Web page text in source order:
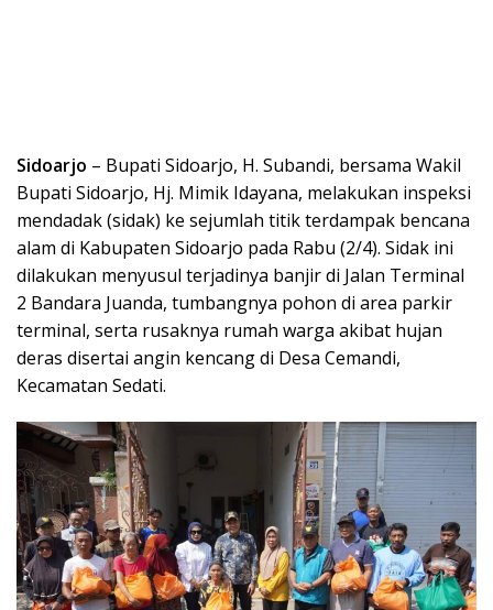
Sidoarjo – Bupati Sidoarjo, H. Subandi, bersama Wakil
Bupati Sidoarjo, Hj. Mimik Idayana, melakukan inspeksi
mendadak (sidak) ke sejumlah titik terdampak bencana
alam di Kabupaten Sidoarjo pada Rabu (2/4). Sidak ini
dilakukan menyusul terjadinya banjir di Jalan Terminal
2 Bandara Juanda, tumbangnya pohon di area parkir
terminal, serta rusaknya rumah warga akibat hujan
deras disertai angin kencang di Desa Cemandi,
Kecamatan Sedati.